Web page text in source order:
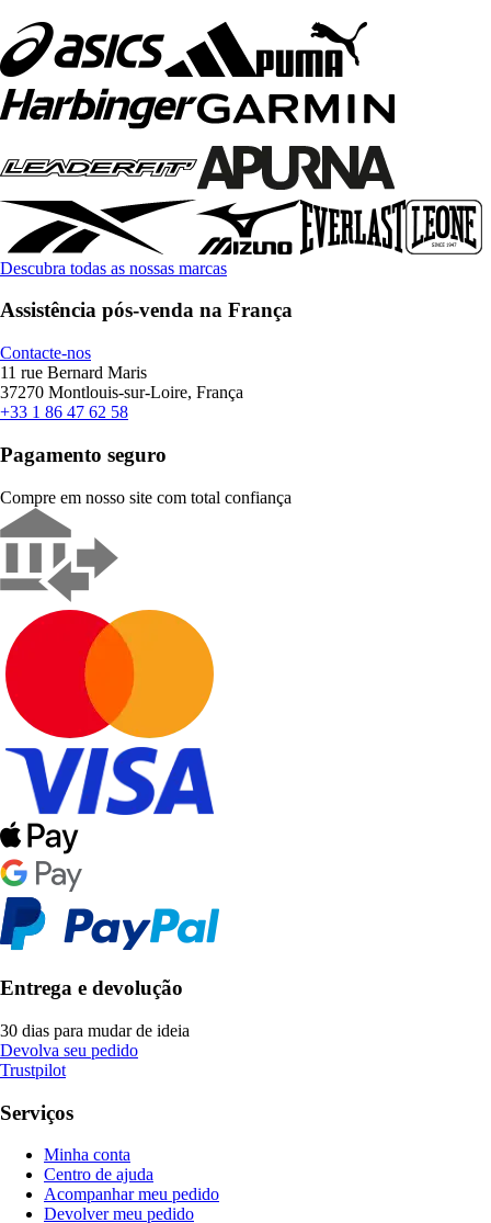
Descubra todas as nossas marcas
Assistência pós-venda na França
Contacte-nos
11 rue Bernard Maris
37270 Montlouis-sur-Loire, França
+33 1 86 47 62 58
Pagamento seguro
Compre em nosso site com total confiança
Entrega e devolução
30 dias para mudar de ideia
Devolva seu pedido
Trustpilot
Serviços
Minha conta
Centro de ajuda
Acompanhar meu pedido
Devolver meu pedido